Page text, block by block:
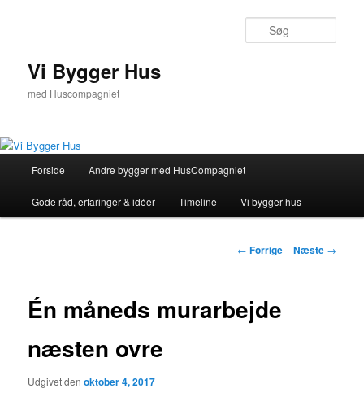
Vi Bygger Hus
med Huscompagniet
Forside Andre bygger med HusCompagniet
Gode råd, erfaringer & idéer Timeline Vi bygger hus
Indlægsnavigation
← Forrige Næste →
Én måneds murarbejde
næsten ovre
Udgivet denoktober 4, 2017